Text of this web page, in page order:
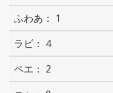
1
4
2